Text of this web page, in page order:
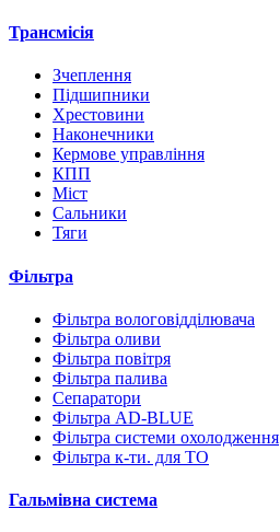
Трансмісія
Зчеплення
Підшипники
Хрестовини
Наконечники
Кермове управління
КПП
Міст
Сальники
Тяги
Фільтра
Фільтра вологовідділювача
Фільтра оливи
Фільтра повітря
Фільтра палива
Сепаратори
Фільтра AD-BLUE
Фільтра системи охолодження
Фільтра к-ти. для ТО
Гальмівна система